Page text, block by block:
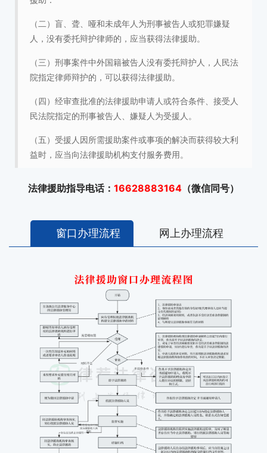
（二）盲、聋、哑和未成年人为刑事被告人或犯罪嫌疑
人，没有委托辩护律师的，应当获得法律援助。
（三）刑事案件中外国籍被告人没有委托辩护人，人民法
院指定律师辩护的，可以获得法律援助。
（四）经审查批准的法律援助申请人或符合条件、接受人
民法院指定的刑事被告人、嫌疑人为受援人。
（五）受援人因所需援助案件或事项的解决而获得较大利
益时，应当向法律援助机构支付服务费用。
法律援助指导电话： 16628883164 （微信同号）
窗口办理流程 网上办理流程